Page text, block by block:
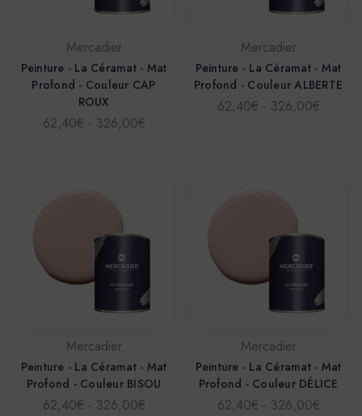
Mercadier
Peinture - La Céramat - Mat
Profond - Couleur CAP
ROUX
62,40€ - 326,00€
Mercadier
Peinture - La Céramat - Mat
Profond - Couleur ALBERTE
62,40€ - 326,00€
Mercadier
Peinture - La Céramat - Mat
Profond - Couleur BISOU
62,40€ - 326,00€
Mercadier
Peinture - La Céramat - Mat
Profond - Couleur DÉLICE
62,40€ - 326,00€